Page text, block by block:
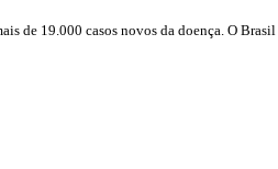
de 19.000 casos novos da doença. O